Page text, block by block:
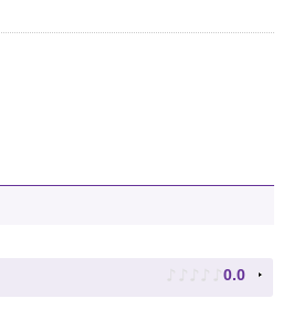
♪ ♪ ♪ ♪ ♪ 0.0